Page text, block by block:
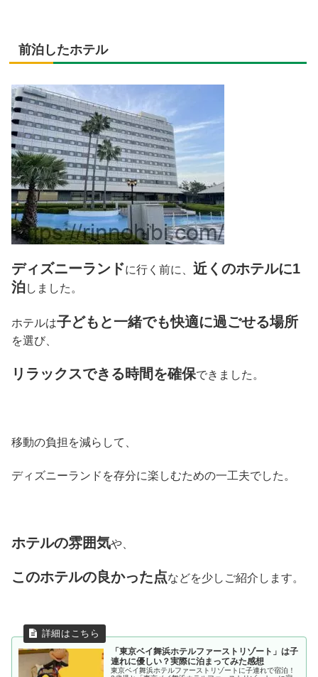
前泊したホテル
ディズニーランドに行く前に、 近くのホテルに1
泊しました。
ホテルは子どもと一緒でも快適に過ごせる場所
を選び、
リラックスできる時間を確保できました。
移動の負担を減らして、
ディズニーランドを存分に楽しむための一工夫でした。
ホテルの雰囲気や、
このホテルの良かった点などを少しご紹介します。
「東京ベイ舞浜ホテルファーストリゾート」は子
連れに優しい？実際に泊まってみた感想
東京ベイ舞浜ホテルファーストリゾートに子連れで宿泊！